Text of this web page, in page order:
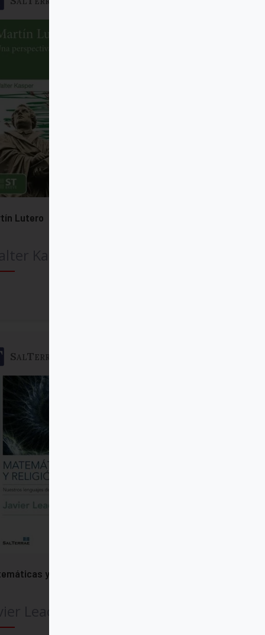
Lutero
SalTerrae
y religión